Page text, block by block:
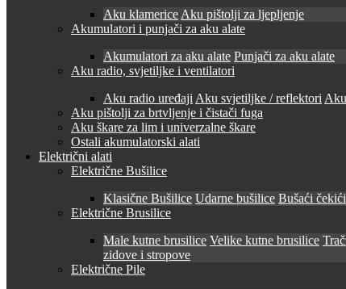
Aku klamerice Aku pištolji za ljepljenje
Akumulatori i punjači za aku alate
Akumulatori za aku alate Punjači za aku alate
Aku radio, svjetiljke i ventilatori
Aku radio uređaji Aku svjetiljke / reflektori
Aku pištolji za brtvljenje i čistači fuga
Aku škare za lim i univerzalne škare
Ostali akumulatorski alati
Električni alati
Električne Bušilice
Klasične Bušilice Udarne bušilice Bušaći čekići
Električne Brusilice
Male kutne brusilice Velike kutne brusilice
zidove i stropove
Električne Pile